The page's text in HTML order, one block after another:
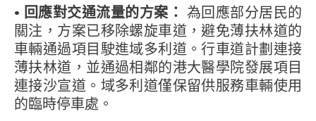
• 回應對交通流量的方案： 為回應部分居民的
關注，方案已移除螺旋車道，避免薄扶林道的
車輛通過項目駛進域多利道。行車道計劃連接
薄扶林道，並通過相鄰的港大醫學院發展項目
連接沙宣道。域多利道僅保留供服務車輛使用
的臨時停車處。